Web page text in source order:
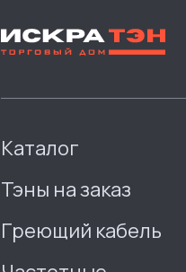
Каталог
Тэны на заказ
Греющий кабель